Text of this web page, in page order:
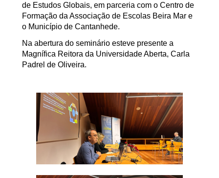
de Estudos Globais, em parceria com o Centro de
Formação da Associação de Escolas Beira Mar e
o Município de Cantanhede.
Na abertura do seminário esteve presente a
Magnífica Reitora da Universidade Aberta, Carla
Padrel de Oliveira.